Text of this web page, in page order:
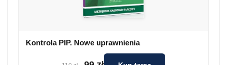
Kontrola PIP. Nowe uprawnienia